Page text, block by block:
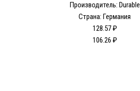
Производитель: Durable
Страна: Германия
128.57 ₽
106.26 ₽